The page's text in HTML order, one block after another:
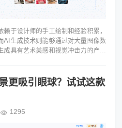
于设计师的手工绘制和经验积累，
AI生成技术则能够通过对大量图像数
具有艺术美感和视觉冲击力的产品
更吸引眼球？试试这款
1295